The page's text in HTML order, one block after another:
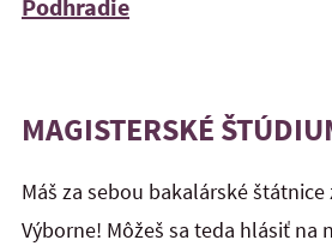
Podhradie
MAGISTERSKÉ
Máš za sebou bakalárské štátnice
Výborne! Môžeš sa teda hlásiť na